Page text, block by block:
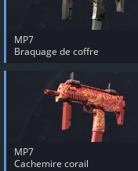
MP7
Braquage de coffre
MP7
Cachemire corail